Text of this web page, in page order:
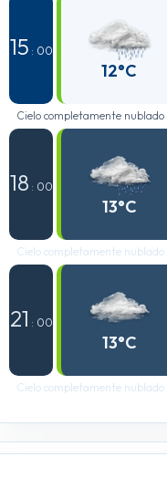
15 : 00
12°C
Cielo completamente nublado
18 : 00
13°C
Cielo completamente nublado
21 : 00
13°C
Cielo completamente nublado